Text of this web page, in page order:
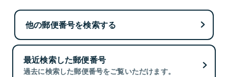
他の郵便番号を検索する
最近検索した郵便番号
過去に検索した郵便番号をご覧いただけます。